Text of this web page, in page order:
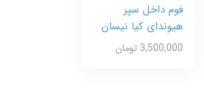
فوم داخل سپر
هیوندای کیا نیسان
3,500,000 تومان